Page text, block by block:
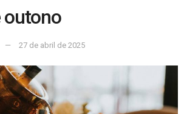
outono
27 de abril de 2025